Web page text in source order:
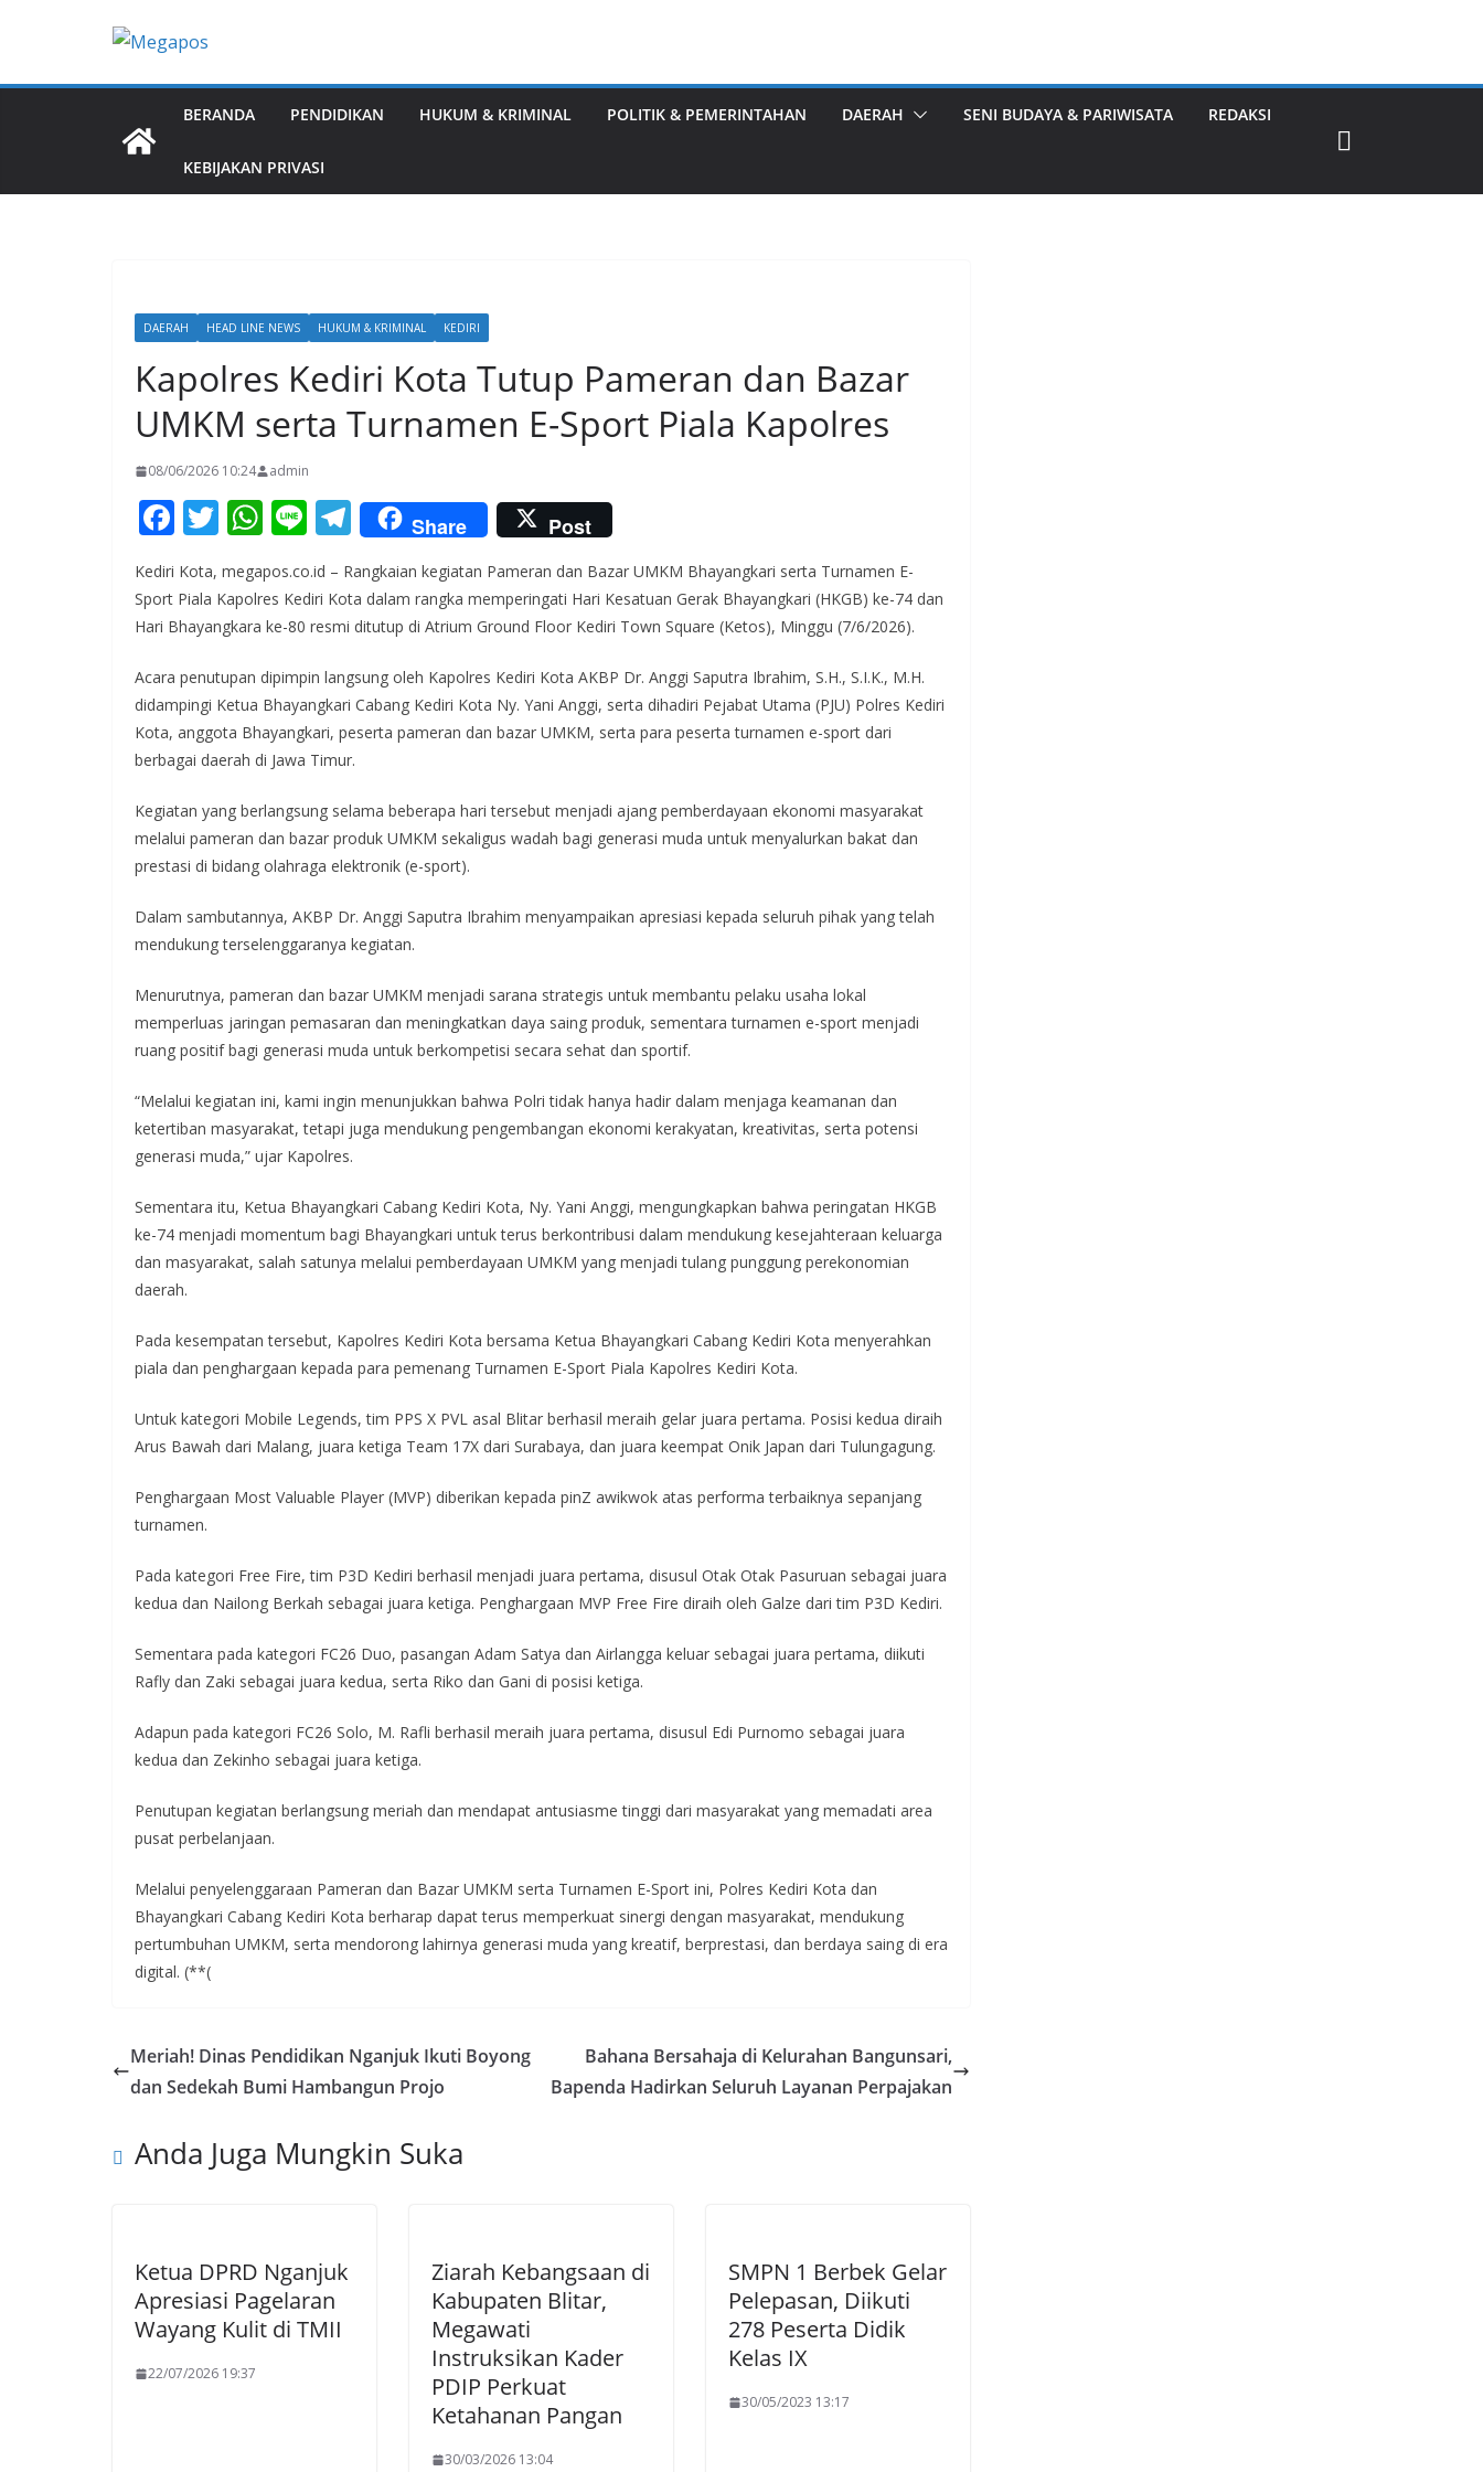
BERANDA PENDIDIKAN HUKUM & KRIMINAL POLITIK & PEMERINTAHAN DAERAH SENI BUDAYA & PARIWISATA REDAKSI
KEBIJAKAN PRIVASI
DAERAH HEAD LINE NEWS HUKUM & KRIMINAL KEDIRI
Kapolres Kediri Kota Tutup Pameran dan Bazar
UMKM serta Turnamen E-Sport Piala Kapolres
08/06/2026 10:24 admin
F
e
b
o
k
T
itt
er
W
at
s
A
p
p
Li
n
e
T
el
e
gr
m
Share Post
Kediri Kota, megapos.co.id – Rangkaian kegiatan Pameran dan Bazar UMKM Bhayangkari serta Turnamen E-
Sport Piala Kapolres Kediri Kota dalam rangka memperingati Hari Kesatuan Gerak Bhayangkari (HKGB) ke-74 dan
Hari Bhayangkara ke-80 resmi ditutup di Atrium Ground Floor Kediri Town Square (Ketos), Minggu (7/6/2026).
Acara penutupan dipimpin langsung oleh Kapolres Kediri Kota AKBP Dr. Anggi Saputra Ibrahim, S.H., S.I.K., M.H.
didampingi Ketua Bhayangkari Cabang Kediri Kota Ny. Yani Anggi, serta dihadiri Pejabat Utama (PJU) Polres Kediri
Kota, anggota Bhayangkari, peserta pameran dan bazar UMKM, serta para peserta turnamen e-sport dari
berbagai daerah di Jawa Timur.
Kegiatan yang berlangsung selama beberapa hari tersebut menjadi ajang pemberdayaan ekonomi masyarakat
melalui pameran dan bazar produk UMKM sekaligus wadah bagi generasi muda untuk menyalurkan bakat dan
prestasi di bidang olahraga elektronik (e-sport).
Dalam sambutannya, AKBP Dr. Anggi Saputra Ibrahim menyampaikan apresiasi kepada seluruh pihak yang telah
mendukung terselenggaranya kegiatan.
Menurutnya, pameran dan bazar UMKM menjadi sarana strategis untuk membantu pelaku usaha lokal
memperluas jaringan pemasaran dan meningkatkan daya saing produk, sementara turnamen e-sport menjadi
ruang positif bagi generasi muda untuk berkompetisi secara sehat dan sportif.
“Melalui kegiatan ini, kami ingin menunjukkan bahwa Polri tidak hanya hadir dalam menjaga keamanan dan
ketertiban masyarakat, tetapi juga mendukung pengembangan ekonomi kerakyatan, kreativitas, serta potensi
generasi muda,” ujar Kapolres.
Sementara itu, Ketua Bhayangkari Cabang Kediri Kota, Ny. Yani Anggi, mengungkapkan bahwa peringatan HKGB
ke-74 menjadi momentum bagi Bhayangkari untuk terus berkontribusi dalam mendukung kesejahteraan keluarga
dan masyarakat, salah satunya melalui pemberdayaan UMKM yang menjadi tulang punggung perekonomian
daerah.
Pada kesempatan tersebut, Kapolres Kediri Kota bersama Ketua Bhayangkari Cabang Kediri Kota menyerahkan
piala dan penghargaan kepada para pemenang Turnamen E-Sport Piala Kapolres Kediri Kota.
Untuk kategori Mobile Legends, tim PPS X PVL asal Blitar berhasil meraih gelar juara pertama. Posisi kedua diraih
Arus Bawah dari Malang, juara ketiga Team 17X dari Surabaya, dan juara keempat Onik Japan dari Tulungagung.
Penghargaan Most Valuable Player (MVP) diberikan kepada pinZ awikwok atas performa terbaiknya sepanjang
turnamen.
Pada kategori Free Fire, tim P3D Kediri berhasil menjadi juara pertama, disusul Otak Otak Pasuruan sebagai juara
kedua dan Nailong Berkah sebagai juara ketiga. Penghargaan MVP Free Fire diraih oleh Galze dari tim P3D Kediri.
Sementara pada kategori FC26 Duo, pasangan Adam Satya dan Airlangga keluar sebagai juara pertama, diikuti
Rafly dan Zaki sebagai juara kedua, serta Riko dan Gani di posisi ketiga.
Adapun pada kategori FC26 Solo, M. Rafli berhasil meraih juara pertama, disusul Edi Purnomo sebagai juara
kedua dan Zekinho sebagai juara ketiga.
Penutupan kegiatan berlangsung meriah dan mendapat antusiasme tinggi dari masyarakat yang memadati area
pusat perbelanjaan.
Melalui penyelenggaraan Pameran dan Bazar UMKM serta Turnamen E-Sport ini, Polres Kediri Kota dan
Bhayangkari Cabang Kediri Kota berharap dapat terus memperkuat sinergi dengan masyarakat, mendukung
pertumbuhan UMKM, serta mendorong lahirnya generasi muda yang kreatif, berprestasi, dan berdaya saing di era
digital. (**(
Meriah! Dinas Pendidikan Nganjuk Ikuti Boyong
dan Sedekah Bumi Hambangun Projo
Bahana Bersahaja di Kelurahan Bangunsari,
Bapenda Hadirkan Seluruh Layanan Perpajakan
Anda Juga Mungkin Suka
Ketua DPRD Nganjuk
Apresiasi Pagelaran
Wayang Kulit di TMII
22/07/2026 19:37
Ziarah Kebangsaan di
Kabupaten Blitar,
Megawati
Instruksikan Kader
PDIP Perkuat
Ketahanan Pangan
30/03/2026 13:04
SMPN 1 Berbek Gelar
Pelepasan, Diikuti
278 Peserta Didik
Kelas IX
30/05/2023 13:17